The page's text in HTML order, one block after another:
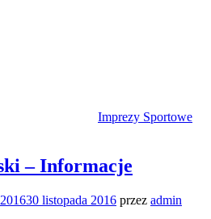
Imprezy Sportowe
– Informacje
30 listopada 2016 przez admin